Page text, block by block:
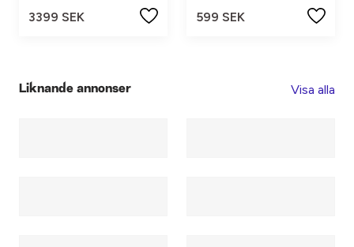
3399 SEK
599 SEK
Liknande annonser Visa alla